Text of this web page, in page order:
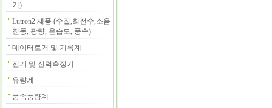
기)
Lutron2 제품 (수질,회전수,소음
진동, 광량, 온습도, 풍속)
데이터로거 및 기록계
전기 및 전력측정기
유량계
풍속풍량계